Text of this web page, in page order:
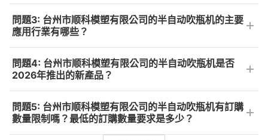
問題3: 台州市顺科模塑有限公司的半自动吹瓶机的主要
應用行業有哪些？
問題4: 台州市顺科模塑有限公司的半自动吹瓶机是否
2026年推出的新產品？
問題5: 台州市顺科模塑有限公司的半自动吹瓶机有訂購
數量限制嗎？最低的訂購數量要求是多少？